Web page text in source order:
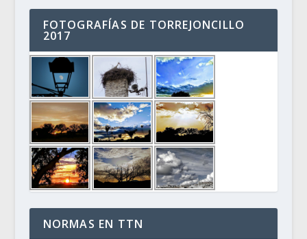
FOTOGRAFÍAS DE TORREJONCILLO
2017
NORMAS EN TTN